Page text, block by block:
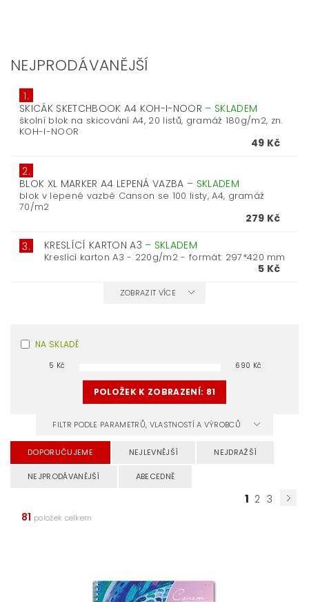
NEJPRODÁVANĚJŠÍ
1.
SKICÁK SKETCHBOOK A4 KOH-I-NOOR – SKLADEM
školní blok na skicování A4, 20 listů, gramáž 180g/m2, zn.
KOH-I-NOOR
49 Kč
2.
BLOK XL MARKER A4 LEPENÁ VAZBA – SKLADEM
blok v lepené vazbě Canson se 100 listy, A4, gramáž
70/m2
279 Kč
3. KRESLÍCÍ KARTON A3 – SKLADEM
Kreslící karton A3 - 220g/m2 - formát: 297*420 mm
5 Kč
ZOBRAZIT VÍCE
NA SKLADĚ
5 Kč 690 Kč
POLOŽEK K ZOBRAZENÍ: 81
FILTR PODLE PARAMETRŮ, VLASTNOSTÍ A VÝROBCŮ
DOPORUČUJEME NEJLEVNĚJŠÍ NEJDRAŽŠÍ
NEJPRODÁVANĚJŠÍ ABECEDNĚ
1 2 3
81 položek celkem